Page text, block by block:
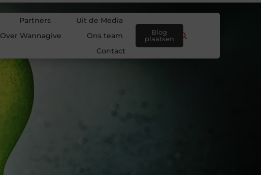
Partners
Uit de Media
Over Wannagive
Ons team
Contact
Blog
plaatsen